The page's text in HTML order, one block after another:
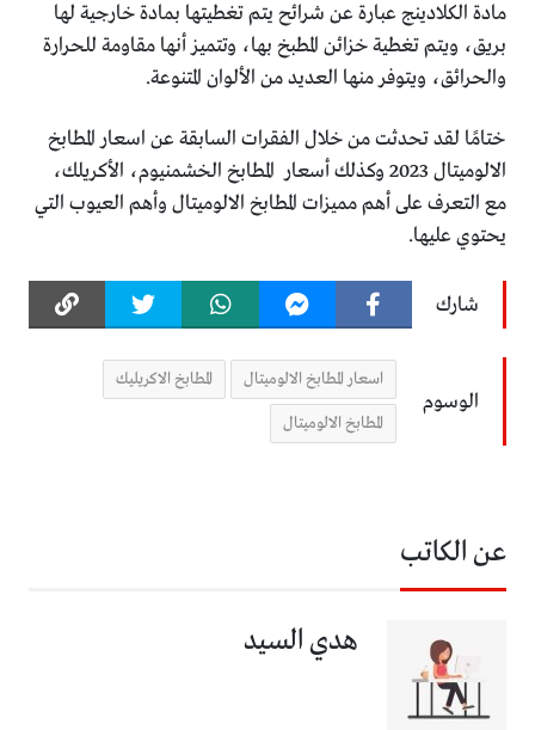
مادة الكلادينج عبارة عن شرائح يتم تغطيتها بمادة خارجية لها
بريق، ويتم تغطية خزائن المطبخ بها، وتتميز أنها مقاومة للحرارة
والحرائق، ويتوفر منها العديد من الألوان المتنوعة.
ختامًا لقد تحدثت من خلال الفقرات السابقة عن اسعار المطابخ
الالوميتال 2023 وكذلك أسعار المطابخ الخشمنيوم، الأكريلك،
مع التعرف على أهم مميزات المطابخ الالوميتال وأهم العيوب التي
يحتوي عليها.
شارك
الوسوم
اسعار المطابخ الالوميتال المطابخ الاكريليك
المطابخ الالوميتال
عن الكاتب
هدي السيد